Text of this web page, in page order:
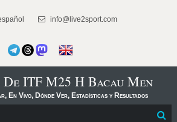
info@live2sport.com
ITF M25 H Bacau Men
En Vivo, Dónde Ver, Estadísticas y Resultados